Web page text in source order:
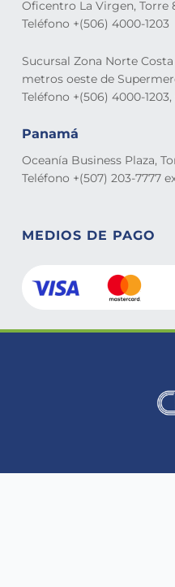
Oficentro La Virgen, Torre
Teléfono +(506) 4000-1203
Sucursal Zona Norte
metros oeste de
Teléfono +(506) 4000-1203,
Panamá
Oceanía Business Plaza,
Teléfono +(507) 203-7777
MEDIOS DE PAGO